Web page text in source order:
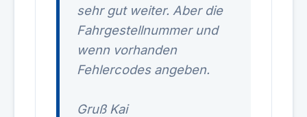
sehr gut weiter. Aber die
Fahrgestellnummer und
wenn vorhanden
Fehlercodes angeben.
Gruß Kai